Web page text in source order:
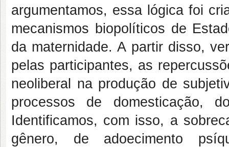
argumentamos, essa lógica foi
mecanismos biopolíticos de
da maternidade. A partir disso,
pelas participantes, as
neoliberal na produção de
processos de domesticação,
Identificamos, com isso, a
gênero, de adoecimento